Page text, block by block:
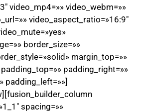
video_mp4=»» video_webm=»»
video_aspect_ratio=»16:9″
border_size=»»
margin_top=»»
padding_right=»»
padding_left=»»]
spacing=»»